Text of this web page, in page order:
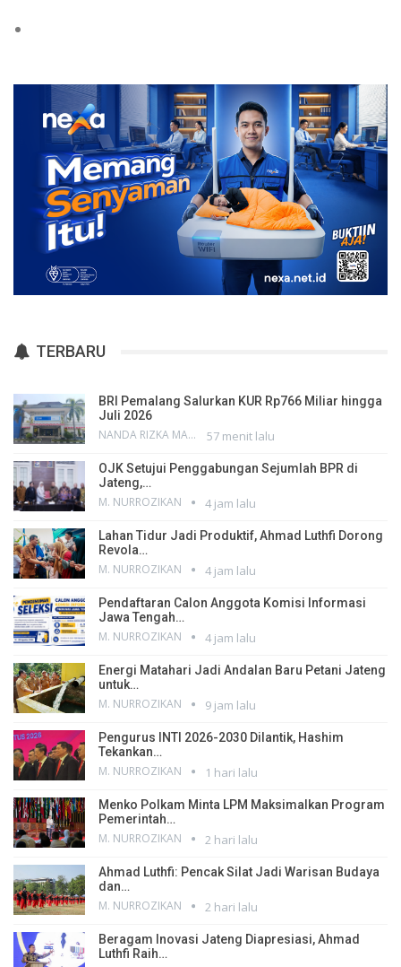
TERBARU
BRI Pemalang Salurkan KUR Rp766 Miliar hingga
Juli 2026
NANDA RIZKA MAHENDRA 57 menit lalu
OJK Setujui Penggabungan Sejumlah BPR di
Jateng,…
M. NURROZIKAN 4 jam lalu
Lahan Tidur Jadi Produktif, Ahmad Luthfi Dorong
Revola…
M. NURROZIKAN 4 jam lalu
Pendaftaran Calon Anggota Komisi Informasi
Jawa Tengah…
M. NURROZIKAN 4 jam lalu
Energi Matahari Jadi Andalan Baru Petani Jateng
untuk…
M. NURROZIKAN 9 jam lalu
Pengurus INTI 2026-2030 Dilantik, Hashim
Tekankan…
M. NURROZIKAN 1 hari lalu
Menko Polkam Minta LPM Maksimalkan Program
Pemerintah…
M. NURROZIKAN 2 hari lalu
Ahmad Luthfi: Pencak Silat Jadi Warisan Budaya
dan…
M. NURROZIKAN 2 hari lalu
Beragam Inovasi Jateng Diapresiasi, Ahmad
Luthfi Raih…